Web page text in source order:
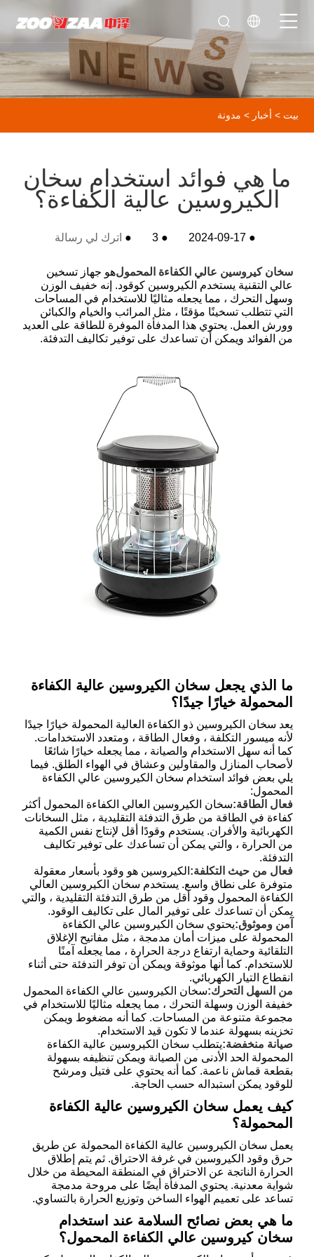
بيت > أخبار > مدونة
ما هي فوائد استخدام سخان
الكيروسين عالية الكفاءة؟
●
2024-09-17
●
3
● اترك لي رسالة
سخان كيروسين عالي الكفاءة المحمولهو جهاز تسخين
عالي التقنية يستخدم الكيروسين كوقود. إنه خفيف الوزن
وسهل التحرك ، مما يجعله مثاليًا للاستخدام في المساحات
التي تتطلب تسخينًا مؤقتًا ، مثل المرائب والخيام والكبائن
وورش العمل. يحتوي هذا المدفأة الموفرة للطاقة على العديد
من الفوائد ويمكن أن تساعدك على توفير تكاليف التدفئة.
ما الذي يجعل سخان الكيروسين عالية الكفاءة
المحمولة خيارًا جيدًا؟
يعد سخان الكيروسين ذو الكفاءة العالية المحمولة خيارًا جيدًا
لأنه ميسور التكلفة ، وفعال الطاقة ، ومتعدد الاستخدامات.
كما أنه سهل الاستخدام والصيانة ، مما يجعله خيارًا شائعًا
لأصحاب المنازل والمقاولين وعشاق في الهواء الطلق. فيما
يلي بعض فوائد استخدام سخان الكيروسين عالي الكفاءة
المحمول:
فعال الطاقة:سخان الكيروسين العالي الكفاءة المحمول أكثر
كفاءة في الطاقة من طرق التدفئة التقليدية ، مثل السخانات
الكهربائية والأفران. يستخدم وقودًا أقل لإنتاج نفس الكمية
من الحرارة ، والتي يمكن أن تساعدك على توفير تكاليف
التدفئة.
فعال من حيث التكلفة: الكيروسين هو وقود بأسعار معقولة
متوفرة على نطاق واسع. يستخدم سخان الكيروسين العالي
الكفاءة المحمول وقود أقل من طرق التدفئة التقليدية ، والتي
يمكن أن تساعدك على توفير المال على تكاليف الوقود.
آمن وموثوق:يحتوي سخان الكيروسين عالي الكفاءة
المحمولة على ميزات أمان مدمجة ، مثل مفاتيح الإغلاق
التلقائية وحماية ارتفاع درجة الحرارة ، مما يجعله آمنًا
للاستخدام. كما أنها موثوقة ويمكن أن توفر التدفئة حتى أثناء
انقطاع التيار الكهربائي.
من السهل التحرك:سخان الكيروسين عالي الكفاءة المحمول
خفيفة الوزن وسهلة التحرك ، مما يجعله مثاليًا للاستخدام في
مجموعة متنوعة من المساحات. كما أنه مضغوط ويمكن
تخزينه بسهولة عندما لا تكون قيد الاستخدام.
صيانة منخفضة:يتطلب سخان الكيروسين عالية الكفاءة
المحمولة الحد الأدنى من الصيانة ويمكن تنظيفه بسهولة
بقطعة قماش ناعمة. كما أنه يحتوي على فتيل ومرشح
للوقود يمكن استبداله حسب الحاجة.
كيف يعمل سخان الكيروسين عالية الكفاءة
المحمولة؟
يعمل سخان الكيروسين عالية الكفاءة المحمولة عن طريق
حرق وقود الكيروسين في غرفة الاحتراق. ثم يتم إطلاق
الحرارة الناتجة عن الاحتراق في المنطقة المحيطة من خلال
شواية معدنية. يحتوي المدفأة أيضًا على مروحة مدمجة
تساعد على تعميم الهواء الساخن وتوزيع الحرارة بالتساوي.
ما هي بعض نصائح السلامة عند استخدام
سخان كيروسين عالي الكفاءة المحمول؟